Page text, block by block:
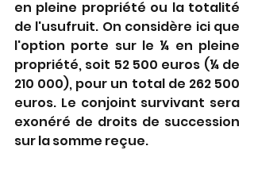
en pleine propriété ou la totalité
de l'usufruit. On considère ici que
l'option porte sur le ¼ en pleine
propriété, soit 52 500 euros (¼ de
210 000), pour un total de 262 500
euros. Le conjoint survivant sera
exonéré de droits de succession
sur la somme reçue.